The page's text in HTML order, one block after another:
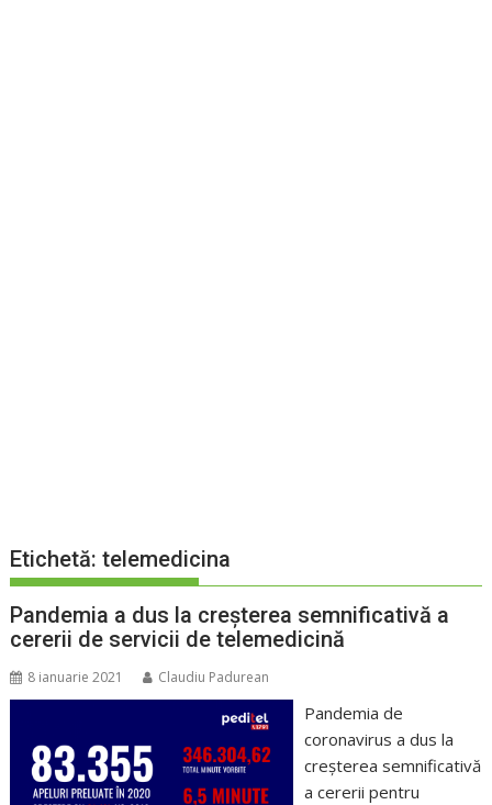
Etichetă:telemedicina
Pandemia a dus la creșterea semnificativă a
cererii de servicii de telemedicină
8 ianuarie 2021 Claudiu Padurean
Pandemia de
coronavirus a dus la
creșterea semnificativă
a cererii pentru